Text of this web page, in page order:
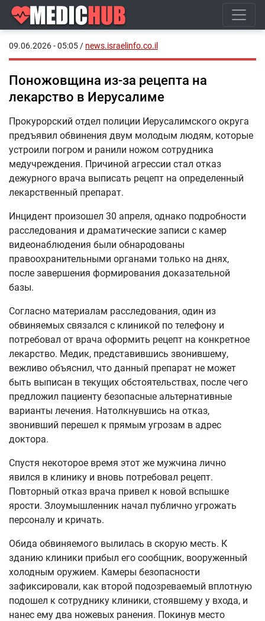
09.06.2026 - 05:05 / news.israelinfo.co.il
Поножовщина из-за рецепта на
лекарство в Иерусалиме
Прокурорский отдел полиции Иерусалимского округа
предъявил обвинения двум молодым людям, которые
устроили погром и ранили ножом сотрудника
медучреждения. Причиной агрессии стал отказ
дежурного врача выписать рецепт на определенный
лекарственный препарат.
Инцидент произошел 30 апреля, однако подробности
расследования и драматические записи с камер
видеонаблюдения были обнародованы
правоохранительными органами только на днях,
после завершения формирования доказательной
базы.
Согласно материалам расследования, один из
обвиняемых связался с клиникой по телефону и
потребовал от врача оформить рецепт на конкретное
лекарство. Медик, представившись звонившему,
вежливо объяснил, что данный препарат не может
быть выписан в текущих обстоятельствах, после чего
предложил пациенту безопасные альтернативные
варианты лечения. Натолкнувшись на отказ,
звонивший перешел к прямым угрозам в адрес
доктора.
Спустя некоторое время этот же мужчина лично
явился в клинику и вновь потребовал рецепт.
Повторный отказ врача привел к новой вспышке
ярости. Злоумышленник начал публично угрожать
персоналу и кричать.
Обида обвиняемого вылилась в скорую месть. К
зданию клиники прибыл его сообщник, вооруженный
холодным оружием. Камеры безопасности
зафиксировали, как второй подозреваемый вплотную
подошел к сотруднику клиники, стоявшему у входа, и
нанес ему два ножевых ранения. Покинув место